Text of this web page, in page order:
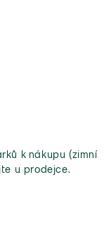
k nákupu (zimní
u prodejce.